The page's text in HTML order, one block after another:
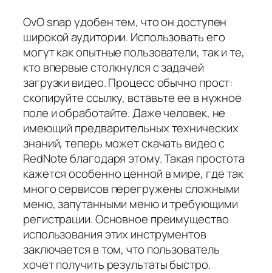
OvO snap удобен тем, что он доступен
широкой аудитории. Использовать его
могут как опытные пользователи, так и те,
кто впервые столкнулся с задачей
загрузки видео. Процесс обычно прост:
скопируйте ссылку, вставьте ее в нужное
поле и обработайте. Даже человек, не
имеющий предварительных технических
знаний, теперь может скачать видео с
RedNote благодаря этому. Такая простота
кажется особенно ценной в мире, где так
много сервисов перегружены сложными
меню, запутанными меню и требующими
регистрации. Основное преимущество
использования этих инструментов
заключается в том, что пользователь
хочет получить результаты быстро.